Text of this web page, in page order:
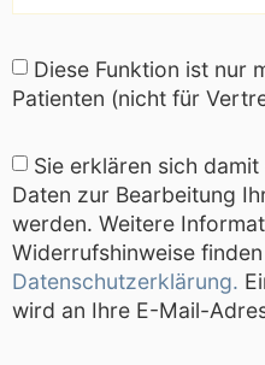
Diese Funktion ist nur
Patienten (nicht für
Sie erklären sich
Daten zur Bearbeitung
werden. Weitere
Widerrufshinweise
Datenschutzerklärung.
wird an Ihre E-Mail-